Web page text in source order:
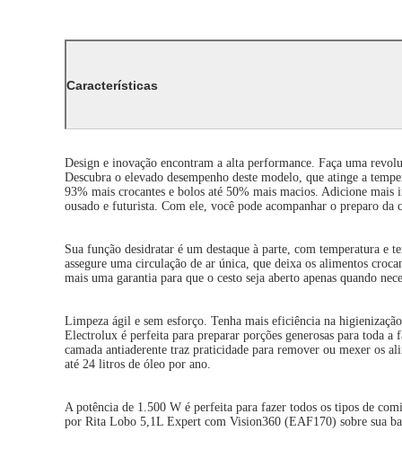
Características
Design e inovação encontram a alta performance. Faça uma
Descubra o elevado desempenho deste modelo, que atinge a
93% mais crocantes e bolos até 50% mais macios. Adicione
ousado e futurista. Com ele, você pode acompanhar o preparo
Sua função desidratar é um destaque à parte, com temperatura
assegure uma circulação de ar única, que deixa os alimentos
mais uma garantia para que o cesto seja aberto apenas quando
Limpeza ágil e sem esforço. Tenha mais eficiência na
Electrolux é perfeita para preparar porções generosas para toda
camada antiaderente traz praticidade para remover ou mexer os
até 24 litros de óleo por ano.
A potência de 1.500 W é perfeita para fazer todos os tipos de
por Rita Lobo 5,1L Expert com Vision360 (EAF170) sobre sua